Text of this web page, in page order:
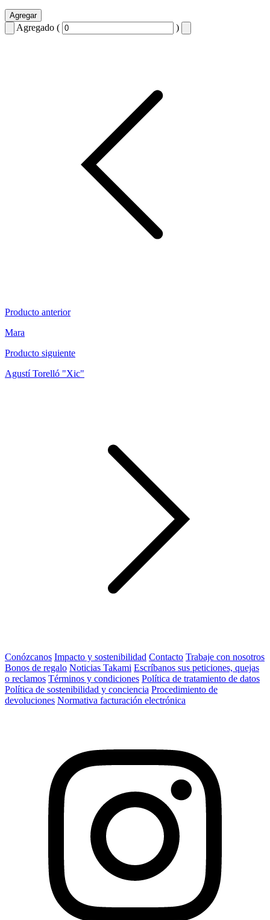
Agregar
Agregado ( )
Producto anterior
Mara
Producto siguiente
Agustí Torelló "Xic"
Conózcanos Impacto y sostenibilidad Contacto Trabaje con nosotros
Bonos de regalo Noticias Takami Escríbanos sus peticiones, quejas
o reclamos Términos y condiciones Política de tratamiento de datos
Política de sostenibilidad y conciencia Procedimiento de
devoluciones Normativa facturación electrónica